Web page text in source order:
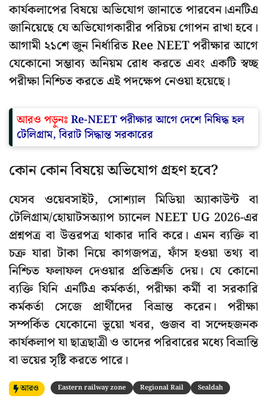
কার্যকলাপের বিষয়ে অভিযোগ জানাতে পারবেন।এনটিএ
জানিয়েছে যে অভিযোগকারীর পরিচয় গোপন রাখা হবে।
আগামী ২১শে জুন নির্ধারিত Ree NEET পরীক্ষার আগে
যেকোনো সম্ভাব্য অনিয়ম রোধ করতে এবং একটি স্বচ্ছ
পরীক্ষা নিশ্চিত করতে এই পদক্ষেপ নেওয়া হয়েছে।
আরও পড়ুনঃRe-NEET পরীক্ষার আগে দেশে নিষিদ্ধ হল
টেলিগ্রাম, বিরাট সিদ্ধান্ত সরকারের
কোন কোন বিষয়ে অভিযোগ গ্রহণ হবে?
যেসব ওয়েবসাইট, সোশ্যাল মিডিয়া অ্যাকাউন্ট বা
টেলিগ্রাম/হোয়াটসঅ্যাপ চ্যানেল NEET UG 2026-এর
প্রশ্নপত্র বা উত্তরপত্র থাকার দাবি করে। এমন ব্যক্তি বা
চক্র যারা টাকা নিয়ে কাগজপত্র, ফাঁস হওয়া তথ্য বা
নিশ্চিত ফলাফল দেওয়ার প্রতিশ্রুতি দেয়। যে কোনো
ব্যক্তি যিনি এনটিএ কর্মকর্তা, পরীক্ষা কর্মী বা সরকারি
কর্মকর্তা সেজে প্রার্থীদের বিভ্রান্ত করেন। পরীক্ষা
সম্পর্কিত যেকোনো ভুয়ো খবর, গুজব বা সন্দেহজনক
কার্যকলাপ যা ছাত্রছাত্রী ও তাদের পরিবারের মধ্যে বিভ্রান্তি
বা ভয়ের সৃষ্টি করতে পারে।
আরও Eastern railway zone Regional Rail Sealdah